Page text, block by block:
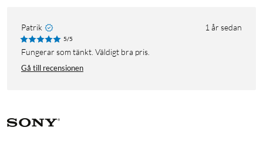
Patrik 1 år sedan
5/5
Fungerar som tänkt. Väldigt bra pris.
Gå till recensionen